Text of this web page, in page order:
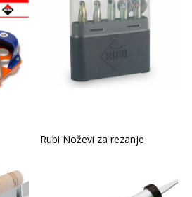
Rubi Noževi za rezanje